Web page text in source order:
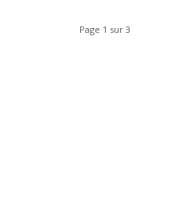
Page 1 sur 3